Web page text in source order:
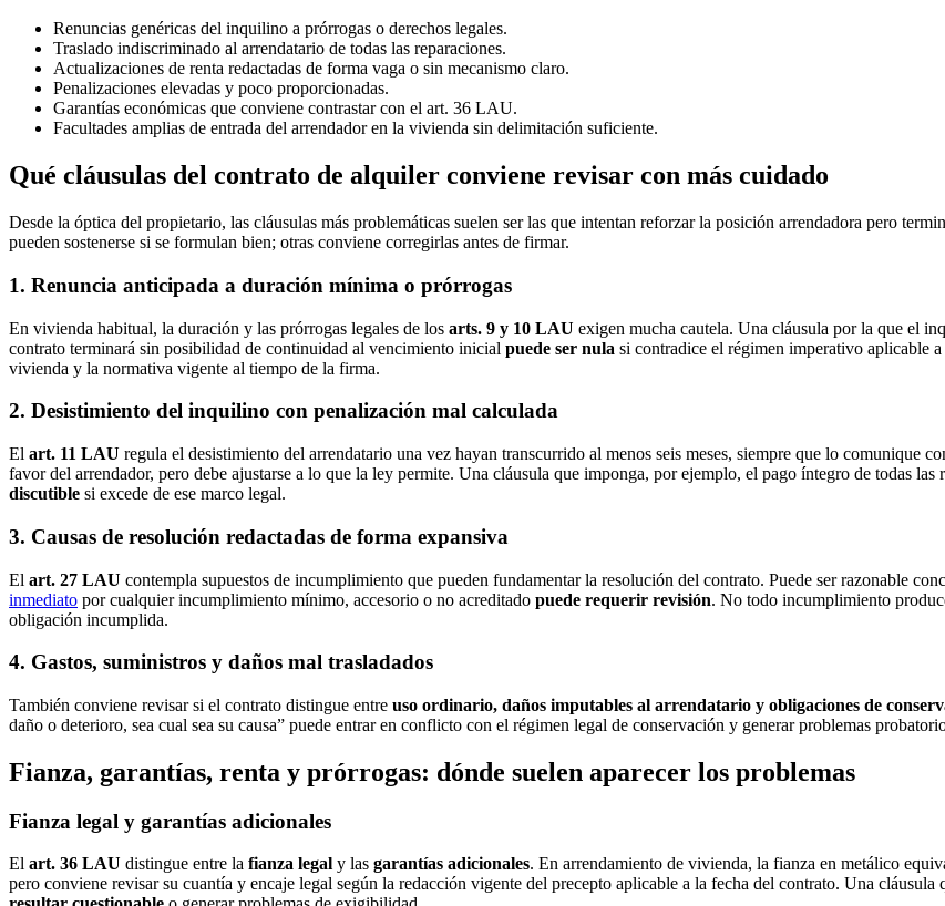
Renuncias genéricas del inquilino a prórrogas o derechos legales.
Traslado indiscriminado al arrendatario de todas las reparaciones.
Actualizaciones de renta redactadas de forma vaga o sin mecanismo claro.
Penalizaciones elevadas y poco proporcionadas.
Garantías económicas que conviene contrastar con el art. 36 LAU.
Facultades amplias de entrada del arrendador en la vivienda sin delimitación suficiente.
Qué cláusulas del contrato de alquiler conviene revisar con más cuidado
Desde la óptica del propietario, las cláusulas más problemáticas suelen ser las que intentan reforzar la posición arrendadora pero
pueden sostenerse si se formulan bien; otras conviene corregirlas antes de firmar.
1. Renuncia anticipada a duración mínima o prórrogas
En vivienda habitual, la duración y las prórrogas legales de los arts. 9 y 10 LAU exigen mucha cautela. Una cláusula por la que el
contrato terminará sin posibilidad de continuidad al vencimiento inicial puede ser nula si contradice el régimen imperativo aplicable
vivienda y la normativa vigente al tiempo de la firma.
2. Desistimiento del inquilino con penalización mal calculada
El art. 11 LAU regula el desistimiento del arrendatario una vez hayan transcurrido al menos seis meses, siempre que lo comunique
favor del arrendador, pero debe ajustarse a lo que la ley permite. Una cláusula que imponga, por ejemplo, el pago íntegro de todas las
discutible si excede de ese marco legal.
3. Causas de resolución redactadas de forma expansiva
El art. 27 LAU contempla supuestos de incumplimiento que pueden fundamentar la resolución del contrato. Puede ser razonable
inmediato por cualquier incumplimiento mínimo, accesorio o no acreditado puede requerir revisión. No todo incumplimiento
obligación incumplida.
4. Gastos, suministros y daños mal trasladados
También conviene revisar si el contrato distingue entre uso ordinario, daños imputables al arrendatario y obligaciones de
daño o deterioro, sea cual sea su causa” puede entrar en conflicto con el régimen legal de conservación y generar problemas
Fianza, garantías, renta y prórrogas: dónde suelen aparecer los problemas
Fianza legal y garantías adicionales
El art. 36 LAU distingue entre la fianza legal y las garantías adicionales. En arrendamiento de vivienda, la fianza en metálico
pero conviene revisar su cuantía y encaje legal según la redacción vigente del precepto aplicable a la fecha del contrato. Una